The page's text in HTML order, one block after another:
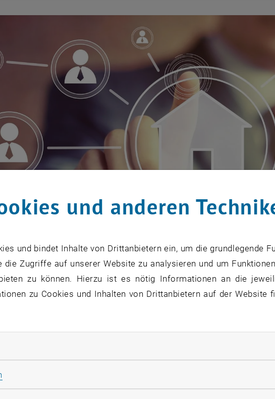
im deutschsprachigen Raum nimmt dieTechnische
um Sie für IhreKarriere in der Immobilienbranchezu rüsten.
und anderen
und bindet Inhalte von Drittanbietern ein, um die grundlegende
Zugriffe auf unserer Website zu analysieren und um
zu können. Hierzu ist es nötig Informationen an die
zu Cookies und Inhalten von Drittanbietern auf der Website